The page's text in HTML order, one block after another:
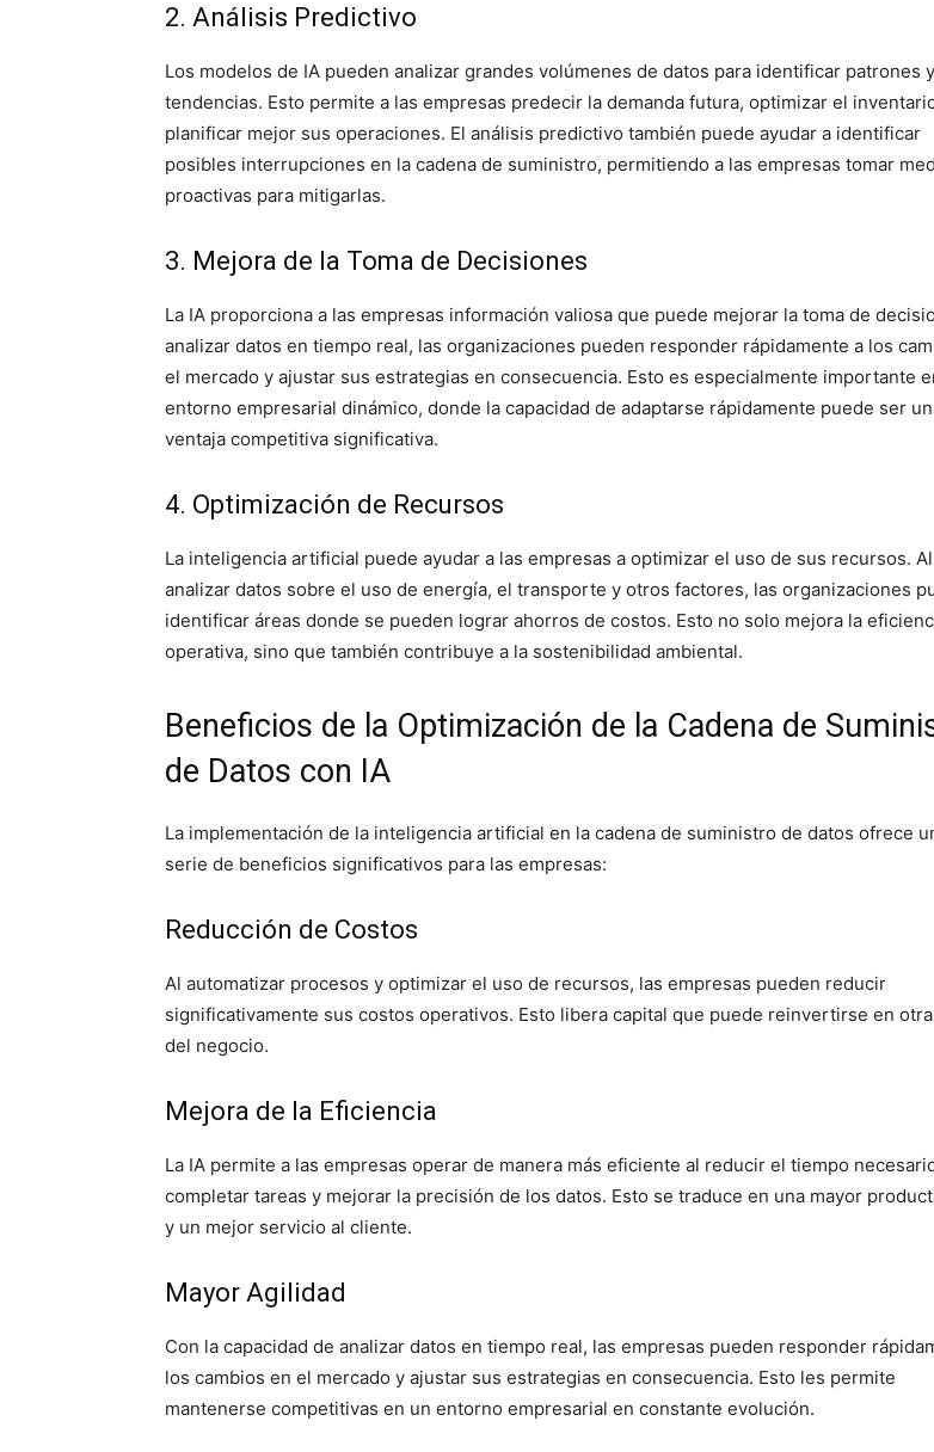
2. Análisis Predictivo
Los modelos de IA pueden analizar grandes volúmenes de datos para identificar patrones y
tendencias. Esto permite a las empresas predecir la demanda futura, optimizar el
planificar mejor sus operaciones. El análisis predictivo también puede ayudar a identificar
posibles interrupciones en la cadena de suministro, permitiendo a las empresas tomar
proactivas para mitigarlas.
3. Mejora de la Toma de Decisiones
La IA proporciona a las empresas información valiosa que puede mejorar la toma de
analizar datos en tiempo real, las organizaciones pueden responder rápidamente a los
el mercado y ajustar sus estrategias en consecuencia. Esto es especialmente importante
entorno empresarial dinámico, donde la capacidad de adaptarse rápidamente puede ser
ventaja competitiva significativa.
4. Optimización de Recursos
La inteligencia artificial puede ayudar a las empresas a optimizar el uso de sus recursos. Al
analizar datos sobre el uso de energía, el transporte y otros factores, las organizaciones
identificar áreas donde se pueden lograr ahorros de costos. Esto no solo mejora la
operativa, sino que también contribuye a la sostenibilidad ambiental.
Beneficios de la Optimización de la Cadena de
de Datos con IA
La implementación de la inteligencia artificial en la cadena de suministro de datos ofrece
serie de beneficios significativos para las empresas:
Reducción de Costos
Al automatizar procesos y optimizar el uso de recursos, las empresas pueden reducir
significativamente sus costos operativos. Esto libera capital que puede reinvertirse en
del negocio.
Mejora de la Eficiencia
La IA permite a las empresas operar de manera más eficiente al reducir el tiempo
completar tareas y mejorar la precisión de los datos. Esto se traduce en una mayor
y un mejor servicio al cliente.
Mayor Agilidad
Con la capacidad de analizar datos en tiempo real, las empresas pueden responder
los cambios en el mercado y ajustar sus estrategias en consecuencia. Esto les permite
mantenerse competitivas en un entorno empresarial en constante evolución.